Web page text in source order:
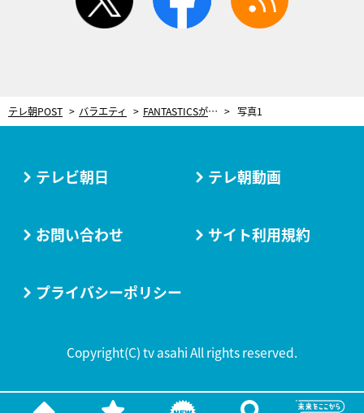
テレ朝POST バラエティ FANTASTICSが今年の抱負を書き初めで披露！まさかの凡ミスで総ツッコミされるメンバーも 写真1
テレビ朝日 テレ朝動画
お問い合わせ サイト利用規約
プライバシーポリシー
Copyright(C) tv asahi All rights reserved.